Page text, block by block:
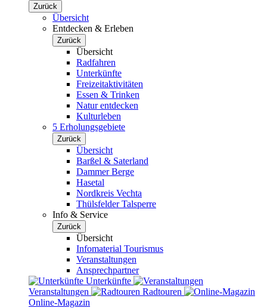
Zurück
Übersicht
Entdecken & Erleben
Zurück
Übersicht
Radfahren
Unterkünfte
Freizeitaktivitäten
Essen & Trinken
Natur entdecken
Kulturleben
5 Erholungsgebiete
Zurück
Übersicht
Barßel & Saterland
Dammer Berge
Hasetal
Nordkreis Vechta
Thülsfelder Talsperre
Info & Service
Zurück
Übersicht
Infomaterial Tourismus
Veranstaltungen
Ansprechpartner
Unterkünfte
Veranstaltungen
Radtouren
Online-Magazin